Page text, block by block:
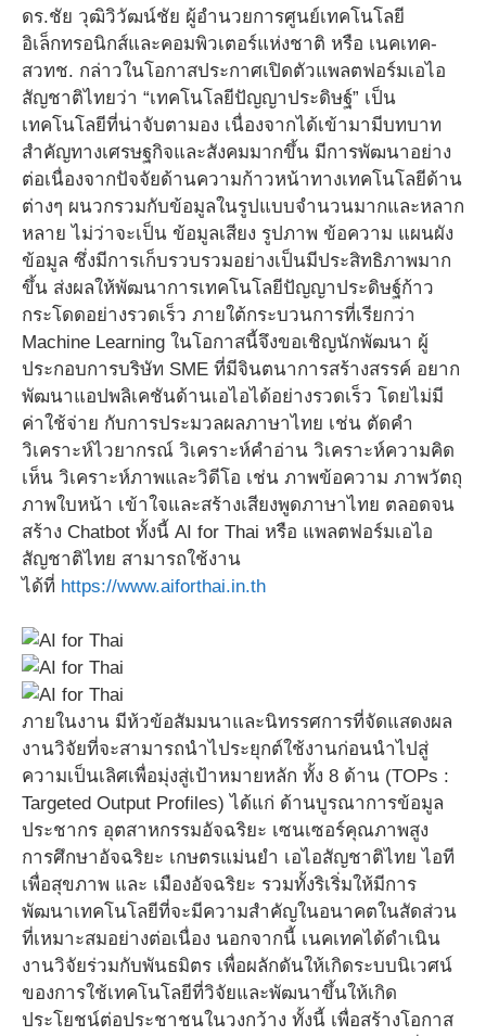
ดร.ชัย วุฒิวิวัฒน์ชัย ผู้อำนวยการศูนย์เทคโนโลยี
อิเล็กทรอนิกส์และคอมพิวเตอร์แห่งชาติ หรือ เนคเทค-
สวทช. กล่าวในโอกาสประกาศเปิดตัวแพลตฟอร์มเอไอ
สัญชาติไทยว่า “เทคโนโลยีปัญญาประดิษฐ์” เป็น
เทคโนโลยีที่น่าจับตามอง เนื่องจากได้เข้ามามีบทบาท
สำคัญทางเศรษฐกิจและสังคมมากขึ้น มีการพัฒนาอย่าง
ต่อเนื่องจากปัจจัยด้านความก้าวหน้าทางเทคโนโลยีด้าน
ต่างๆ ผนวกรวมกับข้อมูลในรูปแบบจำนวนมากและหลาก
หลาย ไม่ว่าจะเป็น ข้อมูลเสียง รูปภาพ ข้อความ แผนผัง
ข้อมูล ซึ่งมีการเก็บรวบรวมอย่างเป็นมีประสิทธิภาพมาก
ขึ้น ส่งผลให้พัฒนาการเทคโนโลยีปัญญาประดิษฐ์ก้าว
กระโดดอย่างรวดเร็ว ภายใต้กระบวนการที่เรียกว่า
Machine Learning ในโอกาสนี้จึงขอเชิญนักพัฒนา ผู้
ประกอบการบริษัท SME ที่มีจินตนาการสร้างสรรค์ อยาก
พัฒนาแอปพลิเคชันด้านเอไอได้อย่างรวดเร็ว โดยไม่มี
ค่าใช้จ่าย กับการประมวลผลภาษาไทย เช่น ตัดคำ
วิเคราะห์ไวยากรณ์ วิเคราะห์คำอ่าน วิเคราะห์ความคิด
เห็น วิเคราะห์ภาพและวิดีโอ เช่น ภาพข้อความ ภาพวัตถุ
ภาพใบหน้า เข้าใจและสร้างเสียงพูดภาษาไทย ตลอดจน
สร้าง Chatbot ทั้งนี้ AI for Thai หรือ แพลตฟอร์มเอไอ
สัญชาติไทย สามารถใช้งาน
ได้ที่ https://www.aiforthai.in.th
ภายในงาน มีห้วข้อสัมมนาและนิทรรศการที่จัดแสดงผล
งานวิจัยที่จะสามารถนำไประยุกต์ใช้งานก่อนนำไปสู่
ความเป็นเลิศเพื่อมุ่งสู่เป้าหมายหลัก ทั้ง 8 ด้าน (TOPs :
Targeted Output Profiles) ได้แก่ ด้านบูรณาการข้อมูล
ประชากร อุตสาหกรรมอัจฉริยะ เซนเซอร์คุณภาพสูง
การศึกษาอัจฉริยะ เกษตรแม่นยำ เอไอสัญชาติไทย ไอที
เพื่อสุขภาพ และ เมืองอัจฉริยะ รวมทั้งริเริ่มให้มีการ
พัฒนาเทคโนโลยีที่จะมีความสำคัญในอนาคตในสัดส่วน
ที่เหมาะสมอย่างต่อเนื่อง นอกจากนี้ เนคเทคได้ดำเนิน
งานวิจัยร่วมกับพันธมิตร เพื่อผลักดันให้เกิดระบบนิเวศน์
ของการใช้เทคโนโลยีที่วิจัยและพัฒนาขึ้นให้เกิด
ประโยชน์ต่อประชาชนในวงกว้าง ทั้งนี้ เพื่อสร้างโอกาส